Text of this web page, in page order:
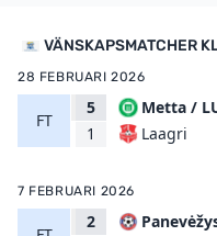
VÄNSKAPSMATCHER
28 FEBRUARI 2026
FT
5
1
Metta /
Laagri
7 FEBRUARI 2026
2